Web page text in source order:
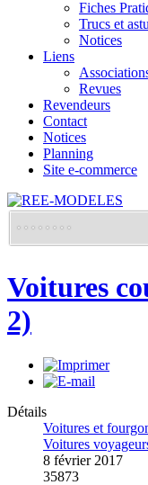
Fiches
Trucs et
Notices
Liens
Revues
Revendeurs
Contact
Notices
Planning
Site e-commerce
Voitures
2)
Détails
Voitures et
Voitures
8 février 2017
35873